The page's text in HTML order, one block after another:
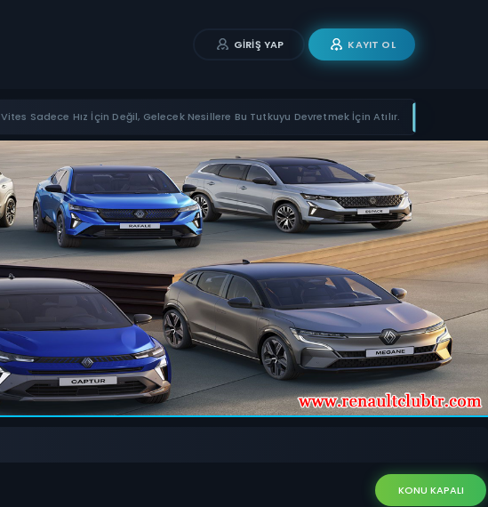
GIRIŞ YAP KAYIT OL
Vites Sadece Hız İçin Değil, Gelecek Nesillere Bu Tutkuyu Devretmek İçin Atılır.
KONU KAPALI